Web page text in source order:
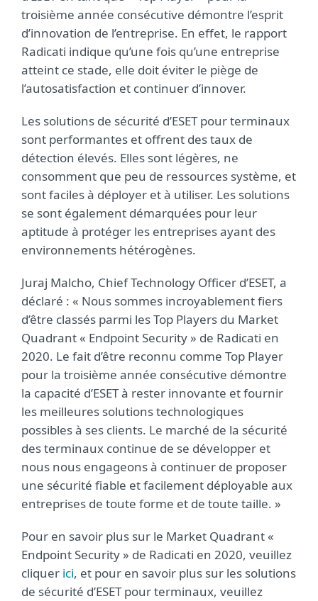
troisième année consécutive démontre l’esprit
d’innovation de l’entreprise. En effet, le rapport
Radicati indique qu’une fois qu’une entreprise
atteint ce stade, elle doit éviter le piège de
l’autosatisfaction et continuer d’innover.
Les solutions de sécurité d’ESET pour terminaux
sont performantes et offrent des taux de
détection élevés. Elles sont légères, ne
consomment que peu de ressources système, et
sont faciles à déployer et à utiliser. Les solutions
se sont également démarquées pour leur
aptitude à protéger les entreprises ayant des
environnements hétérogènes.
Juraj Malcho, Chief Technology Officer d’ESET, a
déclaré : « Nous sommes incroyablement fiers
d’être classés parmi les Top Players du Market
Quadrant « Endpoint Security » de Radicati en
2020. Le fait d’être reconnu comme Top Player
pour la troisième année consécutive démontre
la capacité d’ESET à rester innovante et fournir
les meilleures solutions technologiques
possibles à ses clients. Le marché de la sécurité
des terminaux continue de se développer et
nous nous engageons à continuer de proposer
une sécurité fiable et facilement déployable aux
entreprises de toute forme et de toute taille. »
Pour en savoir plus sur le Market Quadrant «
Endpoint Security » de Radicati en 2020, veuillez
cliquer ici, et pour en savoir plus sur les solutions
de sécurité d’ESET pour terminaux, veuillez